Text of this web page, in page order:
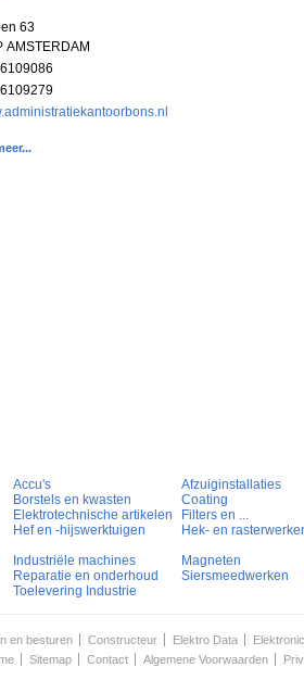
63
AMSTERDAM
Accu's
Afzuiginstallaties
Borstels en kwasten
Coating
Elektrotechnische artikelen
Filters en ...
Hef en -hijswerktuigen
Hek- en
Industriële machines
Magneten
Reparatie en onderhoud
Siersmeedwerken
Toelevering Industrie
en besturen Constructeur Elektro Data
Sitemap Contact Algemene Voorwaarden